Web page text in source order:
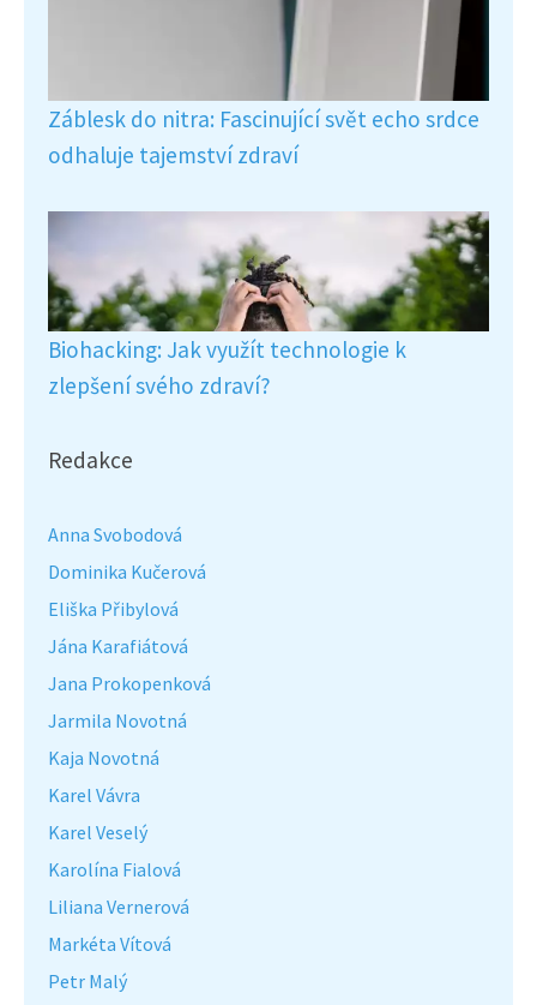
Záblesk do nitra: Fascinující svět echo srdce
odhaluje tajemství zdraví
Biohacking: Jak využít technologie k
zlepšení svého zdraví?
Redakce
Anna Svobodová
Dominika Kučerová
Eliška Přibylová
Jána Karafiátová
Jana Prokopenková
Jarmila Novotná
Kaja Novotná
Karel Vávra
Karel Veselý
Karolína Fialová
Liliana Vernerová
Markéta Vítová
Petr Malý